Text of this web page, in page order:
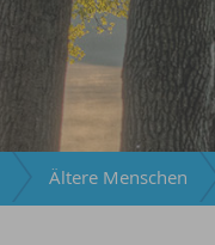
Ältere Menschen